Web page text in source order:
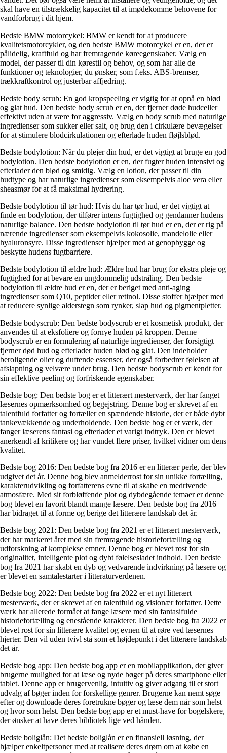
skal have en tilstrækkelig kapacitet til at imødekomme behovene for
vandforbrug i dit hjem.
Bedste BMW motorcykel: BMW er kendt for at producere
kvalitetsmotorcykler, og den bedste BMW motorcykel er en, der er
pålidelig, kraftfuld og har fremragende køreegenskaber. Vælg en
model, der passer til din kørestil og behov, og som har alle de
funktioner og teknologier, du ønsker, som f.eks. ABS-bremser,
trækkraftkontrol og justerbar affjedring.
Bedste body scrub: En god kropspeeling er vigtig for at opnå en blød
og glat hud. Den bedste body scrub er en, der fjerner døde hudceller
effektivt uden at være for aggressiv. Vælg en body scrub med naturlige
ingredienser som sukker eller salt, og brug den i cirkulære bevægelser
for at stimulere blodcirkulationen og efterlade huden fløjlsblød.
Bedste bodylotion: Når du plejer din hud, er det vigtigt at bruge en god
bodylotion. Den bedste bodylotion er en, der fugter huden intensivt og
efterlader den blød og smidig. Vælg en lotion, der passer til din
hudtype og har naturlige ingredienser som eksempelvis aloe vera eller
sheasmør for at få maksimal hydrering.
Bedste bodylotion til tør hud: Hvis du har tør hud, er det vigtigt at
finde en bodylotion, der tilfører intens fugtighed og gendanner hudens
naturlige balance. Den bedste bodylotion til tør hud er en, der er rig på
nærende ingredienser som eksempelvis kokosolie, mandelolie eller
hyaluronsyre. Disse ingredienser hjælper med at genopbygge og
beskytte hudens fugtbarriere.
Bedste bodylotion til ældre hud: Ældre hud har brug for ekstra pleje og
fugtighed for at bevare en ungdommelig udstråling. Den bedste
bodylotion til ældre hud er en, der er beriget med anti-aging
ingredienser som Q10, peptider eller retinol. Disse stoffer hjælper med
at reducere synlige alderstegn som rynker, slap hud og pigmentpletter.
Bedste bodyscrub: Den bedste bodyscrub er et kosmetisk produkt, der
anvendes til at eksfoliere og fornye huden på kroppen. Denne
bodyscrub er en formulering af naturlige ingredienser, der forsigtigt
fjerner død hud og efterlader huden blød og glat. Den indeholder
beroligende olier og duftende essenser, der også forbedrer følelsen af
afslapning og velvære under brug. Den bedste bodyscrub er kendt for
sin effektive peeling og forfriskende egenskaber.
Bedste bog: Den bedste bog er et litterært mesterværk, der har fanget
læsernes opmærksomhed og begejstring. Denne bog er skrevet af en
talentfuld forfatter og fortæller en spændende historie, der er både dybt
tankevækkende og underholdende. Den bedste bog er et værk, der
fanger læserens fantasi og efterlader et varigt indtryk. Den er blevet
anerkendt af kritikere og har vundet flere priser, hvilket vidner om dens
kvalitet.
Bedste bog 2016: Den bedste bog fra 2016 er en litterær perle, der blev
udgivet det år. Denne bog blev anmelderrost for sin unikke fortælling,
karakterudvikling og forfatterens evne til at skabe en medrivende
atmosfære. Med sit forbløffende plot og dybdegående temaer er denne
bog blevet en favorit blandt mange læsere. Den bedste bog fra 2016
har bidraget til at forme og berige det litterære landskab det år.
Bedste bog 2021: Den bedste bog fra 2021 er et litterært mesterværk,
der har markeret året med sin fremragende historiefortælling og
udforskning af komplekse emner. Denne bog er blevet rost for sin
originalitet, intelligente plot og dybt følelsesladet indhold. Den bedste
bog fra 2021 har skabt en dyb og vedvarende indvirkning på læsere og
er blevet en samtalestarter i litteraturverdenen.
Bedste bog 2022: Den bedste bog fra 2022 er et nyt litterært
mesterværk, der er skrevet af en talentfuld og visionær forfatter. Dette
værk har allerede formået at fange læsere med sin fantasifulde
historiefortælling og enestående karakterer. Den bedste bog fra 2022 er
blevet rost for sin litterære kvalitet og evnen til at røre ved læsernes
hjerter. Den vil uden tvivl stå som et højdepunkt i det litterære landskab
det år.
Bedste bog app: Den bedste bog app er en mobilapplikation, der giver
brugerne mulighed for at læse og nyde bøger på deres smartphone eller
tablet. Denne app er brugervenlig, intuitiv og giver adgang til et stort
udvalg af bøger inden for forskellige genrer. Brugerne kan nemt søge
efter og downloade deres foretrukne bøger og læse dem når som helst
og hvor som helst. Den bedste bog app er et must-have for bogelskere,
der ønsker at have deres bibliotek lige ved hånden.
Bedste boliglån: Det bedste boliglån er en finansiell løsning, der
hjælper enkeltpersoner med at realisere deres drøm om at købe en